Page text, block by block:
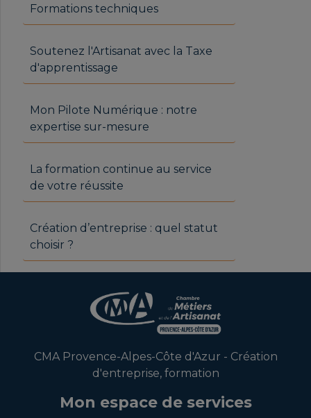
Formations techniques
Soutenez l'Artisanat avec la Taxe
d'apprentissage
Mon Pilote Numérique : notre
expertise sur-mesure
La formation continue au service
de votre réussite
Création d’entreprise : quel statut
choisir ?
CMA Provence-Alpes-Côte d'Azur - Création
d'entreprise, formation
Mon espace de services